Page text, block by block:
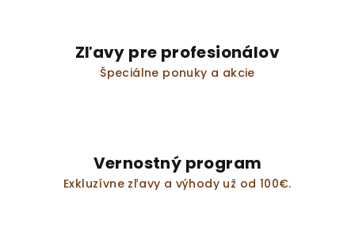
Zľavy pre profesionálov
Špeciálne ponuky a akcie
Vernostný program
Exkluzívne zľavy a výhody už od 100€.